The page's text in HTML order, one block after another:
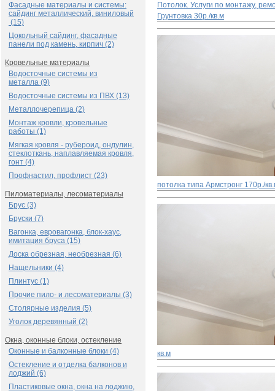
Фасадные материалы и системы:
сайдинг металлический, виниловый
(15)
Цокольный сайдинг, фасадные
панели под камень, кирпич (2)
Кровельные материалы
Водосточные системы из
металла (9)
Водосточные системы из ПВХ (13)
Металлочерепица (2)
Монтаж кровли, кровельные
работы (1)
Мягкая кровля - рубероид, ондулин,
стеклоткань, наплавляемая кровля,
гонт (4)
Профнастил, профлист (23)
Пиломатериалы, лесоматериалы
Брус (3)
Бруски (7)
Вагонка, евровагонка, блок-хаус,
имитация бруса (15)
Доска обрезная, необрезная (6)
Нащельники (4)
Плинтус (1)
Прочие пило- и лесоматериалы (3)
Столярные изделия (5)
Уголок деревянный (2)
Окна, оконные блоки, остекление
Оконные и балконные блоки (4)
Остекление и отделка балконов и
лоджий (6)
Пластиковые окна, окна на лоджию,
Потолок. Услуги по монтажу,
Грунтовка 30р./кв.м
потолка типа Армстронг 170р./
кв.м